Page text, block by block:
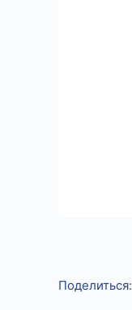
Поделиться: